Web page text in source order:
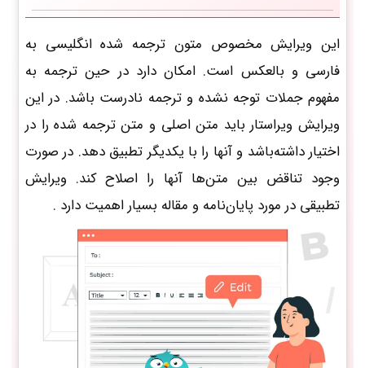
این ویرایش مخصوص متون ترجمه شده انگلیسی به
فارسی و بالعکس است. امکان دارد در حین ترجمه به
مفهوم جملات توجه نشده و ترجمه نادرست باشد. در این
ویرایش ویراستار باید متن اصلی و متن ترجمه شده را در
اختیار داشته‌باشد و آنها را با یکدیگر تطبیق دهد. در صورت
وجود تناقض بین متن‌ها آنها را اصلاح کند. ویرایش
تطبیقی در مورد پایان‌نامه و مقاله بسیار اهمیت دارد .